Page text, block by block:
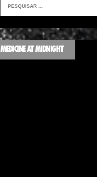
MEDICINE AT MIDNIGHT